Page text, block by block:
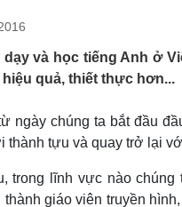
Quân sự - Quốc phòng
Vũ khí
Phân tích
Đời sống
dạy và học tiếng Anh ở
quả, thiết thực hơn...
ngày chúng ta bắt đầu
thành tựu và quay trở lại
trong lĩnh vực nào
giáo viên truyền